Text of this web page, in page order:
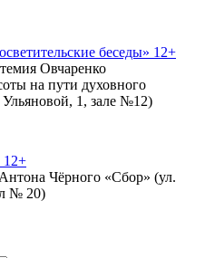
беседы» 12+
Овчаренко
на пути духовного
1, зале №12)
12+
Чёрного «Сбор» (ул.
№ 20)